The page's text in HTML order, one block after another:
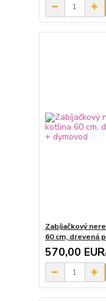
Zabíjačkový
60 cm, drevená
570,00 EUR/